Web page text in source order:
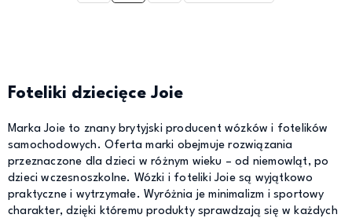
Foteliki dziecięce Joie
Marka Joie to znany brytyjski producent wózków i fotelików
samochodowych. Oferta marki obejmuje rozwiązania
przeznaczone dla dzieci w różnym wieku – od niemowląt, po
dzieci wczesnoszkolne. Wózki i foteliki Joie są wyjątkowo
praktyczne i wytrzymałe. Wyróżnia je minimalizm i sportowy
charakter, dzięki któremu produkty sprawdzają się w każdych